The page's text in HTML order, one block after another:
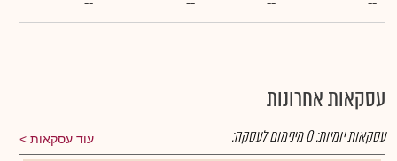
עסקאות אחרונות
עוד עסקאות עסקאות יומיות:0מינימום לעסקה: